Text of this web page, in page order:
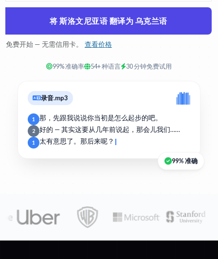
将 斯洛文尼亚语 翻译为 乌克兰语
免费开始 — 无需信用卡。 查看价格
99% 准确率 54+ 种语言 30 分钟免费试用
录音.mp3
1 那，先跟我说说你当初是怎么起步的吧。
2 好的 — 其实这要从几年前说起，那会儿我们……
1 太有意思了。那后来呢？
99% 准确